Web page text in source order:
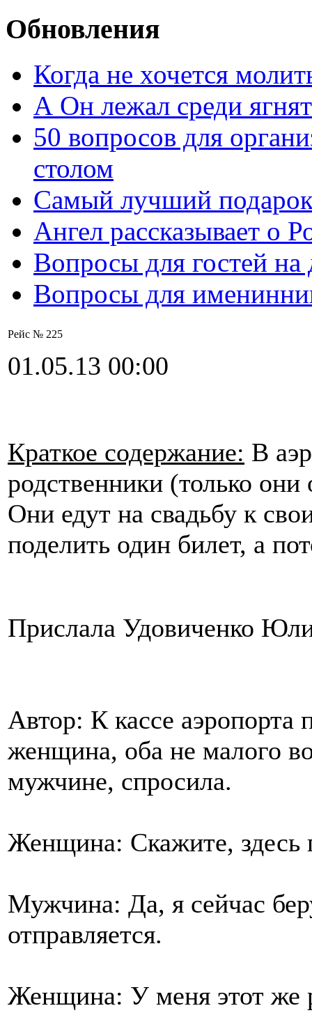
Обновления
Когда не хочется
А Он лежал среди ягнят
50 вопросов для
столом
Самый лучший
Ангел рассказывает о
Вопросы для гостей
Вопросы для
Рейс № 225
01.05.13 00:00
Краткое содержание: В
родственники (только
Они едут на свадьбу к
поделить один билет, а
Прислала Удовиченко
Автор: К кассе
женщина, оба не малого
мужчине, спросила.
Женщина: Скажите, здесь
Мужчина: Да, я сейчас
отправляется.
Женщина: У меня этот же